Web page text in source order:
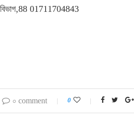
01711704843
০ comment 0